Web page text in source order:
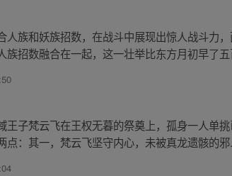
人族和妖族招数，在战斗中展现出惊人战斗力
族招数融合在一起，这一壮举比东方月初早了
王子梵云飞在王权无暮的祭奠上，孤身一人单
点：其一，梵云飞坚守内心，未被真龙遗骸的邪